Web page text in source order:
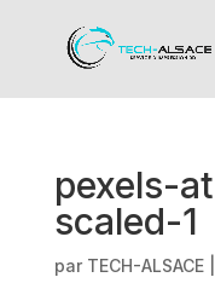
pexels-
scaled-1
par TECH-ALSACE|